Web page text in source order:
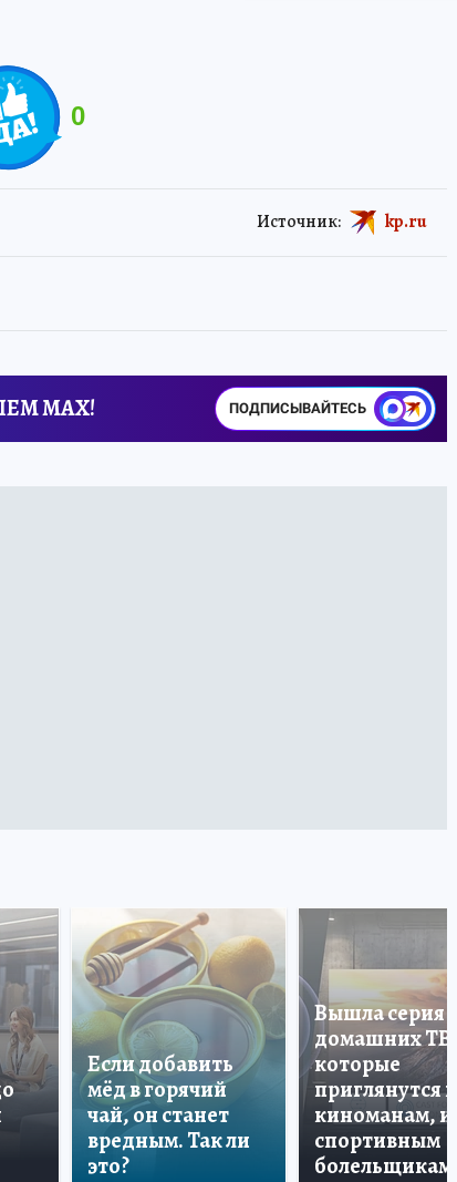
0
Источник: kp.ru
MAX! ПОДПИСЫВАЙТЕСЬ
Если добавить
мёд в горячий
чай, он станет
вредным. Так ли
это?
Вышла серия
домашних ТВ,
которые
приглянутся и
киноманам, и
спортивным
болельщикам